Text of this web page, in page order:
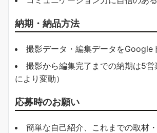
納期・納品方法
撮影データ・編集データをGoogle
撮影から編集完了までの納期は5
により変動）
応募時のお願い
簡単な自己紹介、これまでの取材